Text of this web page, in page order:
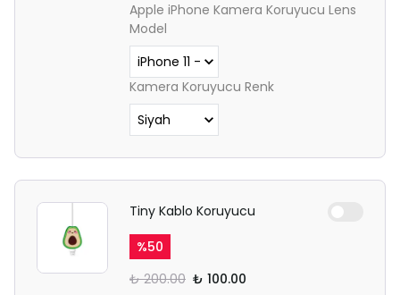
Apple iPhone Kamera Koruyucu Lens
Model
Kamera Koruyucu Renk
Tiny Kablo Koruyucu
%50
₺ 200.00 ₺ 100.00